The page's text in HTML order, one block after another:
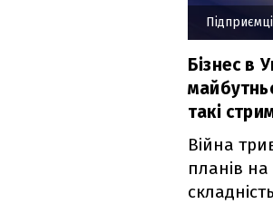
Бізнес в
такі
Війна
планів